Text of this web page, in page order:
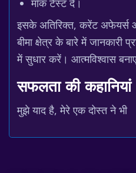
मॉक टेस्ट दें।
इसके अतिरिक्त, करेंट अफेयर्स
बीमा क्षेत्र के बारे में जानकारी
में सुधार करें। आत्मविश्वास
सफलता की कहानियां
मुझे याद है, मेरे एक दोस्त ने भी